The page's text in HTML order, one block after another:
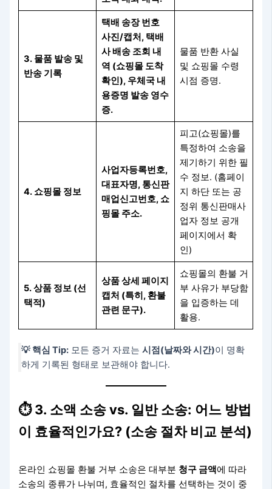
3. 물품 발송 및
반송 기록
택배 송장 번호
사진/캡처, 택배
사 배송 조회 내
역 (쇼핑몰 도착
확인), 우체국 내
용증명 발송 영수
증.
물품 반환 사실
및 쇼핑몰 수령
시점 증명.
4. 쇼핑몰 정보
사업자등록번호,
대표자명, 통신판
매업신고번호, 쇼
핑몰 주소.
피고(쇼핑몰)를
특정하여 소송을
제기하기 위한 필
수 정보. (홈페이
지 하단 또는 공
정위 통신판매사
업자 정보 공개
페이지에서 확
인)
5. 상품 정보 (선
택적)
상품 상세 페이지
캡처 (특히, 환불
관련 문구).
쇼핑몰의 환불 거
부 사유가 부당함
을 입증하는 데
활용.
💡 핵심 Tip: 모든 증거 자료는시점(날짜와 시간)이 명확
하게 기록된 형태로 보관해야 합니다.
⏱️ 3. 소액 소송 vs. 일반 소송: 어느 방법
이 효율적인가요? (소송 절차 비교 분석)
온라인 쇼핑몰 환불 거부 소송은 대부분 청구 금액에 따라
소송의 종류가 나뉘며, 효율적인 절차를 선택하는 것이 중